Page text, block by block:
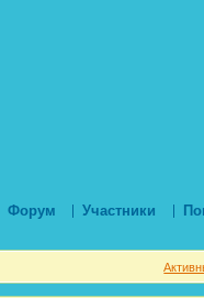
Форум Участники